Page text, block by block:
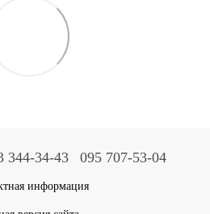
344-34-43 095 707-53-04
информация